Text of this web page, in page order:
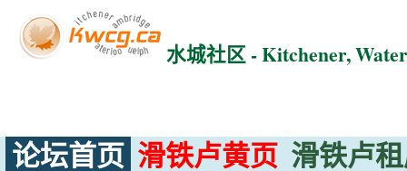
水城社区 - Kitchener,
论坛首页 滑铁卢黄页 滑铁卢